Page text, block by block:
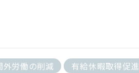
外労働の削減 有給休暇取得促進